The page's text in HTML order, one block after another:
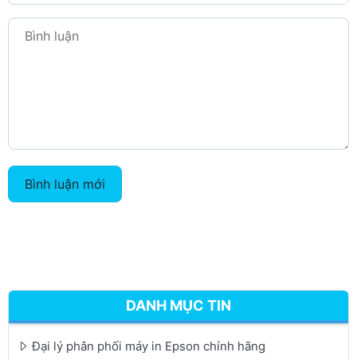
Bình luận mới
DANH MỤC TIN
Đại lý phân phối máy in Epson chính hãng